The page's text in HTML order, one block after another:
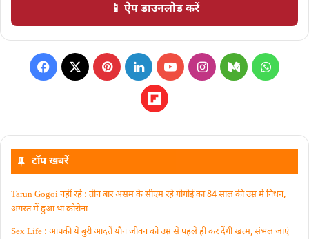
📱 ऐप डाउनलोड करें
टॉप खबरें
Tarun Gogoi नहीं रहे : तीन बार असम के सीएम रहे गोगोई का 84 साल की उम्र में निधन,
अगस्त में हुआ था कोरोना
Sex Life : आपकी ये बुरी आदतें याैन जीवन को उम्र से पहले ही कर देंगी खत्म, संभल जाएं